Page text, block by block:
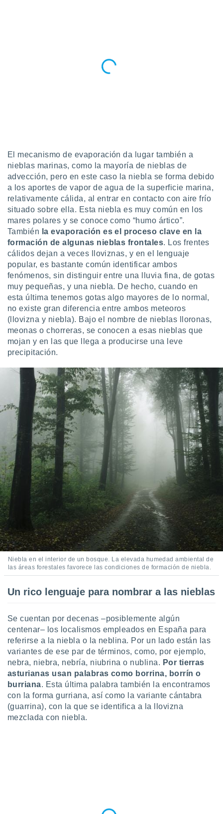
o a través
de
de
de
uso de
mediante
publicidad
publicidad
de
1199
El mecanismo de evaporación da lugar también a
nieblas marinas, como la mayoría de nieblas de
advección, pero en este caso la niebla se forma debido
a los aportes de vapor de agua de la superficie marina,
relativamente cálida, al entrar en contacto con aire frío
situado sobre ella. Esta niebla es muy común en los
mares polares y se conoce como “humo ártico”.
También la evaporación es el proceso clave en la
formación de algunas nieblas frontales. Los frentes
cálidos dejan a veces lloviznas, y en el lenguaje
popular, es bastante común identificar ambos
fenómenos, sin distinguir entre una lluvia fina, de gotas
muy pequeñas, y una niebla. De hecho, cuando en
esta última tenemos gotas algo mayores de lo normal,
no existe gran diferencia entre ambos meteoros
(llovizna y niebla). Bajo el nombre de nieblas lloronas,
meonas o chorreras, se conocen a esas nieblas que
mojan y en las que llega a producirse una leve
precipitación.
Niebla en el interior de un bosque. La elevada humedad ambiental de
las áreas forestales favorece las condiciones de formación de niebla.
Un rico lenguaje para nombrar a las nieblas
Se cuentan por decenas –posiblemente algún
centenar– los localismos empleados en España para
referirse a la niebla o la neblina. Por un lado están las
variantes de ese par de términos, como, por ejemplo,
nebra, niebra, nebría, niubrina o nublina. Por tierras
asturianas usan palabras como borrina, borrín o
burriana. Esta última palabra también la encontramos
con la forma gurriana, así como la variante cántabra
(guarrina), con la que se identifica a la llovizna
mezclada con niebla.